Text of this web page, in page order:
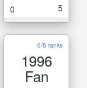
0 5
0/5 ranks
1996
Fan